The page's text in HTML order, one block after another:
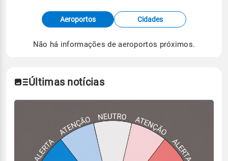
Fonte: dados combinados de estações
meteorológicas e satélite do Centro de Previsão
de Tempo e Estudos Climáticos (CPTEC).
Aeroportos Cidades
Não há informações de aeroportos próximos.
Últimas notícias